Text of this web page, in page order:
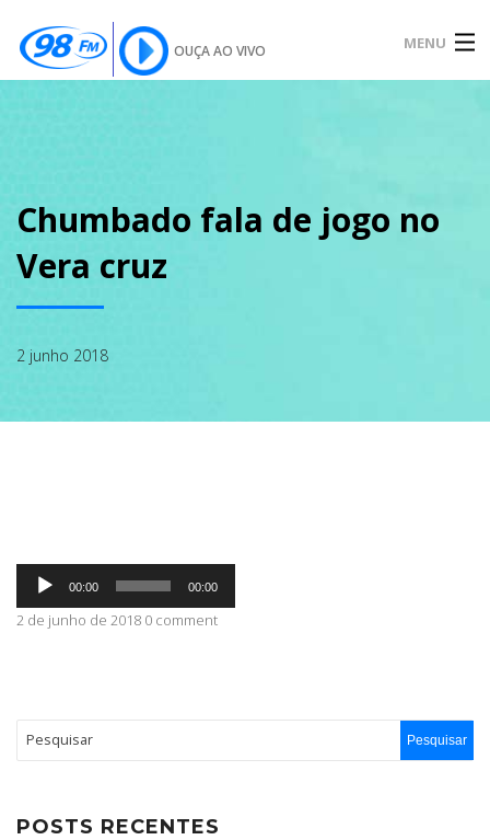
OUÇA AO VIVO MENU
SOBRE
PODCAST
CONTATO
Chumbado fala de jogo no
Vera cruz
2 junho 2018
Tocador
áudio
00:00 00:00
2 de junho de 2018 0 comment
POSTS RECENTES